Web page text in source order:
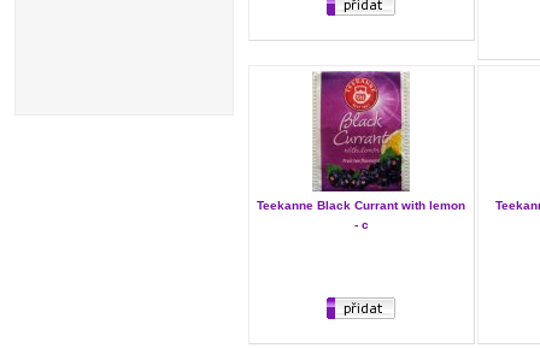
Teekanne Black Currant with lemon
- c